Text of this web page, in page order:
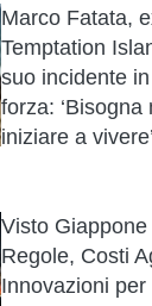
Marco Fatata,
Temptation
suo incidente
forza: ‘Bisogna
iniziare a vivere’
Visto
Regole, Costi
Innovazioni